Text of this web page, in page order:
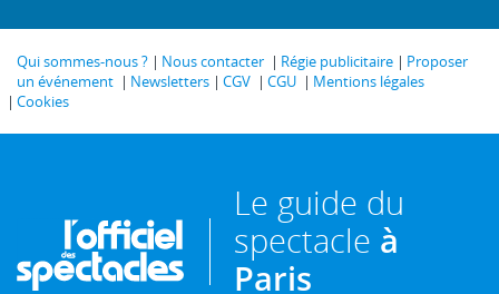
Qui sommes-nous ? Nous contacter Régie publicitaire
Proposer
un événement
Newsletters CGV CGU
Mentions légales
Cookies
Le guide du
spectacle à
Paris